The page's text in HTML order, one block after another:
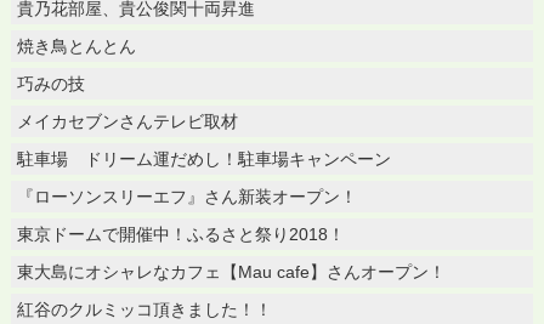
貴乃花部屋、貴公俊関十両昇進
焼き鳥とんとん
巧みの技
メイカセブンさんテレビ取材
駐車場 ドリーム運だめし！駐車場キャンペーン
『ローソンスリーエフ』さん新装オープン！
東京ドームで開催中！ふるさと祭り2018！
東大島にオシャレなカフェ【Mau cafe】さんオープン！
紅谷のクルミッコ頂きました！！